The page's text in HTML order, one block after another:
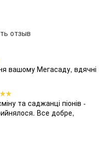
отзыв
вашому Мегасаду, вдячні
та саджанці піонів -
Все добре,